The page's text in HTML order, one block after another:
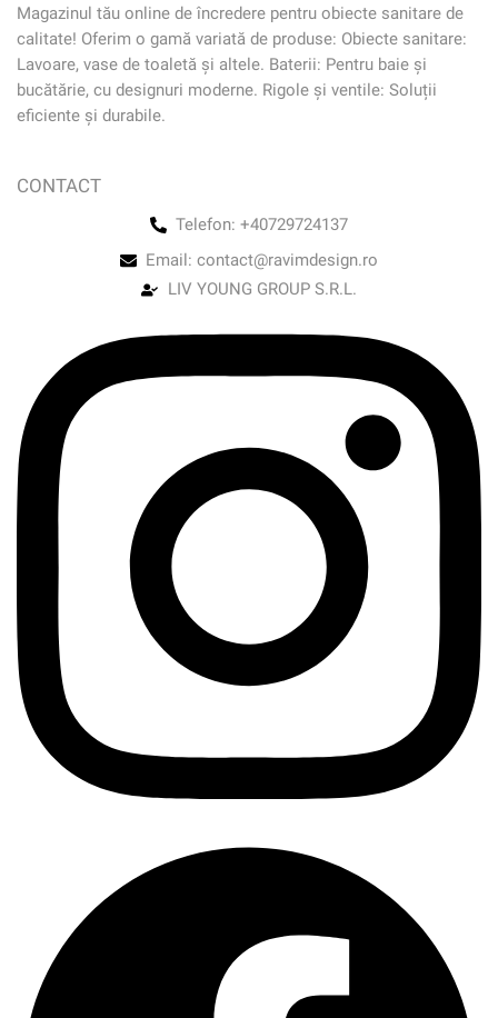
Magazinul tău online de încredere pentru obiecte sanitare de
calitate! Oferim o gamă variată de produse: Obiecte sanitare:
Lavoare, vase de toaletă și altele. Baterii: Pentru baie și
bucătărie, cu designuri moderne. Rigole și ventile: Soluții
eficiente și durabile.
CONTACT
Telefon: +40729724137
Email: contact@ravimdesign.ro
LIV YOUNG GROUP S.R.L.